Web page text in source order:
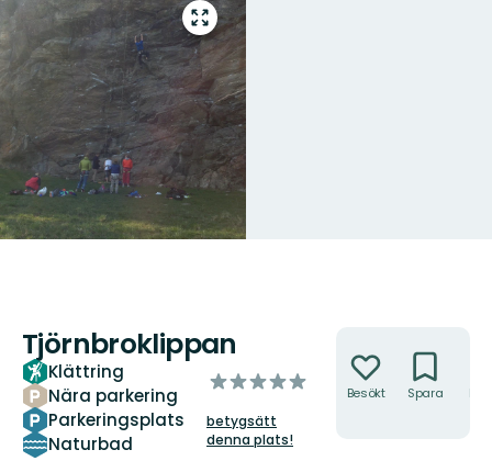
Gå
till
helskärmsläge
Tjörnbroklippan
Klättring
Nära parkering
Parkeringsplats
Naturbad
av
stjärnor
betygsätt
denna plats!
Besökt Spara